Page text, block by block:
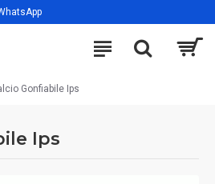
Gonfiabile Ips
Ips